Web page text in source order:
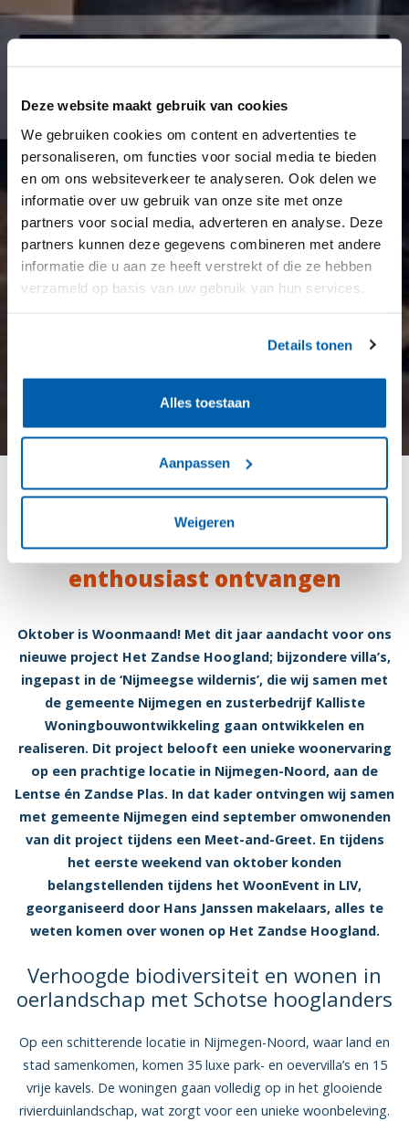
Deze website maakt gebruik van cookies
We gebruiken cookies om content en advertenties te
personaliseren, om functies voor social media te bieden
en om ons websiteverkeer te analyseren. Ook delen we
informatie over uw gebruik van onze site met onze
partners voor social media, adverteren en analyse. Deze
partners kunnen deze gegevens combineren met andere
informatie die u aan ze heeft verstrekt of die ze hebben
verzameld op basis van uw gebruik van hun services.
Details tonen
Alles toestaan
Aanpassen
Weigeren
Het Zandse Hoogland – wonen in
de Nijmeegse wildernis –
enthousiast ontvangen
Oktober is Woonmaand! Met dit jaar aandacht voor ons
nieuwe project Het Zandse Hoogland; bijzondere villa’s,
ingepast in de ‘Nijmeegse wildernis’, die wij samen met
de gemeente Nijmegen en zusterbedrijf Kalliste
Woningbouwontwikkeling gaan ontwikkelen en
realiseren. Dit project belooft een unieke woonervaring
op een prachtige locatie in Nijmegen-Noord, aan de
Lentse én Zandse Plas. In dat kader ontvingen wij samen
met gemeente Nijmegen eind september omwonenden
van dit project tijdens een Meet-and-Greet. En tijdens
het eerste weekend van oktober konden
belangstellenden tijdens het WoonEvent in LIV,
georganiseerd door Hans Janssen makelaars, alles te
weten komen over wonen op Het Zandse Hoogland.
Verhoogde biodiversiteit en wonen in
oerlandschap met Schotse hooglanders
Op een schitterende locatie in Nijmegen-Noord, waar land en
stad samenkomen, komen 35 luxe park- en oevervilla’s en 15
vrije kavels. De woningen gaan volledig op in het glooiende
rivierduinlandschap, wat zorgt voor een unieke woonbeleving.